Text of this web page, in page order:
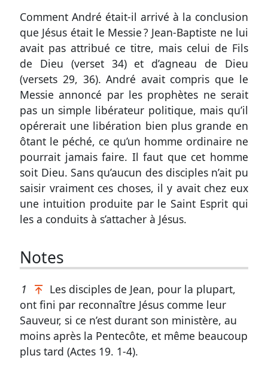
Comment André était-il arrivé à la conclusion
que Jésus était le Messie ? Jean-Baptiste ne lui
avait pas attribué ce titre, mais celui de Fils
de Dieu (verset 34) et d’agneau de Dieu
(versets 29, 36). André avait compris que le
Messie annoncé par les prophètes ne serait
pas un simple libérateur politique, mais qu’il
opérerait une libération bien plus grande en
ôtant le péché, ce qu’un homme ordinaire ne
pourrait jamais faire. Il faut que cet homme
soit Dieu. Sans qu’aucun des disciples n’ait pu
saisir vraiment ces choses, il y avait chez eux
une intuition produite par le Saint Esprit qui
les a conduits à s’attacher à Jésus.
Notes
1
Les disciples de Jean, pour la plupart,
ont fini par reconnaître Jésus comme leur
Sauveur, si ce n’est durant son ministère, au
moins après la Pentecôte, et même beaucoup
plus tard (Actes 19. 1-4).